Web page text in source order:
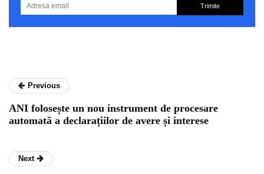
Trimite
Previous
ANI folosește un nou instrument de procesare
automată a declarațiilor de avere și interese
Next